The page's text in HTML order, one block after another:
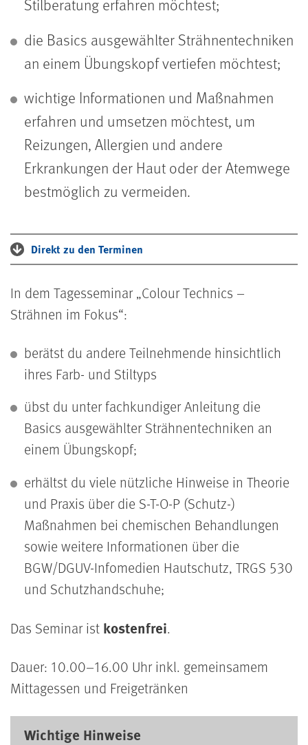
Stilberatung erfahren möchtest;
die Basics ausgewählter Strähnentechniken
an einem Übungskopf vertiefen möchtest;
wichtige Informationen und Maßnahmen
erfahren und umsetzen möchtest, um
Reizungen, Allergien und andere
Erkrankungen der Haut oder der Atemwege
bestmöglich zu vermeiden.
Direkt zu den Terminen
In dem Tagesseminar „Colour Technics –
Strähnen im Fokus“:
berätst du andere Teilnehmende hinsichtlich
ihres Farb- und Stiltyps
übst du unter fachkundiger Anleitung die
Basics ausgewählter Strähnentechniken an
einem Übungskopf;
erhältst du viele nützliche Hinweise in Theorie
und Praxis über die S-T-O-P (Schutz-)
Maßnahmen bei chemischen Behandlungen
sowie weitere Informationen über die
BGW/DGUV-Infomedien Hautschutz, TRGS 530
und Schutzhandschuhe;
Das Seminar ist kostenfrei.
Dauer: 10.00–16.00 Uhr inkl. gemeinsamem
Mittagessen und Freigetränken
Wichtige Hinweise